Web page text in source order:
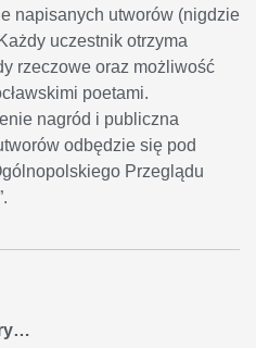
napisanych utworów (nigdzie
uczestnik otrzyma
rzeczowe oraz możliwość
poetami.
nagród i publiczna
odbędzie się pod
Przeglądu